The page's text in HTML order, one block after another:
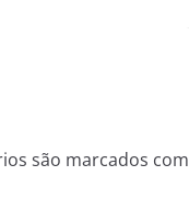
são marcados com